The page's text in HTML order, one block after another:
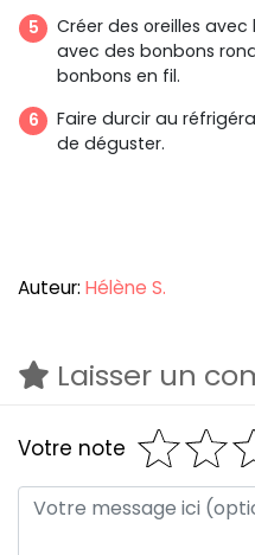
Créer des oreilles
avec des bonbons
bonbons en fil.
Faire durcir au
de déguster.
Auteur: Hélène S.
Laisser un
Votre note